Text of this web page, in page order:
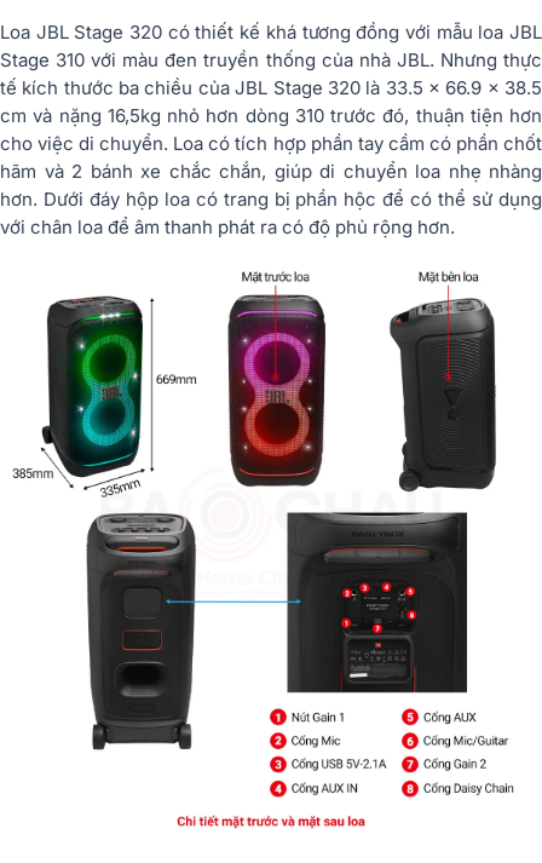
Loa JBL Stage 320 có thiết kế khá tương đồng với mẫu loa JBL
Stage 310 với màu đen truyền thống của nhà JBL. Nhưng thực
tế kích thước ba chiều của JBL Stage 320 là 33.5 x 66.9 x 38.5
cm và nặng 16,5kg nhỏ hơn dòng 310 trước đó, thuận tiện hơn
cho việc di chuyển. Loa có tích hợp phần tay cầm có phần chốt
hãm và 2 bánh xe chắc chắn, giúp di chuyển loa nhẹ nhàng
hơn. Dưới đáy hộp loa có trang bị phần hộc để có thể sử dụng
với chân loa để âm thanh phát ra có độ phủ rộng hơn.